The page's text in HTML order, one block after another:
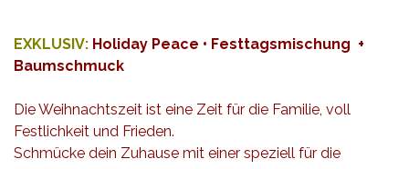
EXKLUSIV: Holiday Peace • Festtagsmischung +
Baumschmuck
Die Weihnachtszeit ist eine Zeit für die Familie, voll
Festlichkeit und Frieden.
Schmücke dein Zuhause mit einer speziell für die